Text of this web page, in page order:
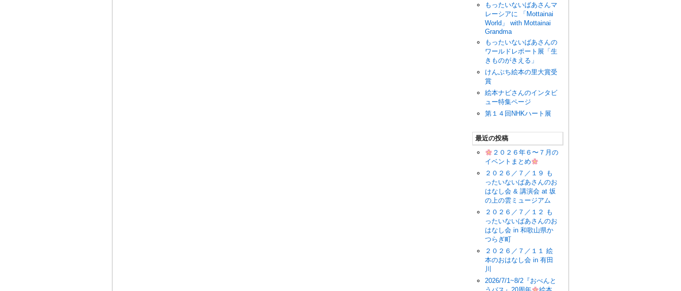
もったいないばあさんマ
レーシアに 「Mottainai
World」 with Mottainai
Grandma
もったいないばあさんの
ワールドレポート展「生
きものがきえる」
けんぶち絵本の里大賞受
賞
絵本ナビさんのインタビ
ュー特集ページ
第１４回NHKハート展
最近の投稿
２０２６年６〜７月の
イベントまとめ
２０２６／７／１９ も
ったいないばあさんのお
はなし会 & 講演会 at 坂
の上の雲ミュージアム
２０２６／７／１２ も
ったいないばあさんのお
はなし会 in 和歌山県か
つらぎ町
２０２６／７／１１ 絵
本のおはなし会 in 有田
川
2026/7/1~8/2『おべんと